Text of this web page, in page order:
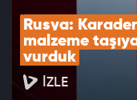
Rusya:
malzeme
vurduk
İZLE